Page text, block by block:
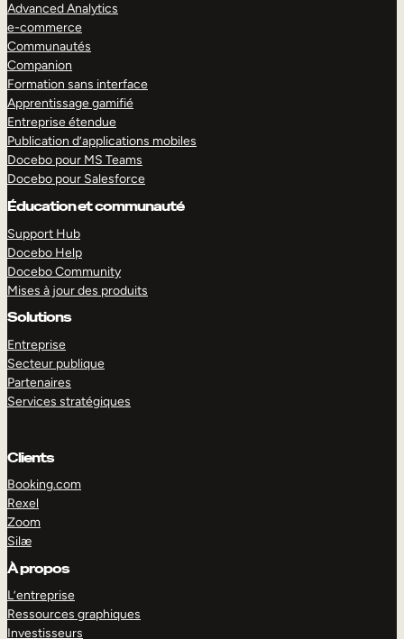
Advanced Analytics
e-commerce
Communautés
Companion
Formation sans interface
Apprentissage gamifié
Entreprise étendue
Publication d’applications mobiles
Docebo pour MS Teams
Docebo pour Salesforce
Éducation et communauté
Support Hub
Docebo Help
Docebo Community
Mises à jour des produits
Solutions
Entreprise
Secteur publique
Partenaires
Services stratégiques
Clients
Booking.com
Rexel
Zoom
Silæ
À propos
L’entreprise
Ressources graphiques
Investisseurs